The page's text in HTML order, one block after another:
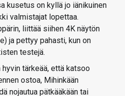
kusetus on kyllä jo iänikuinen
valmistajat lopettaa.
liittää siihen 4K näytön
ja pettyy pahasti, kun on
testejä.
hyvin tärkeää, että katsoo
ostoa, Mihinkään
nojautua pätkääkään tai